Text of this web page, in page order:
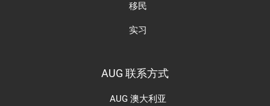
移民
实习
AUG 联系方式
AUG 澳大利亚